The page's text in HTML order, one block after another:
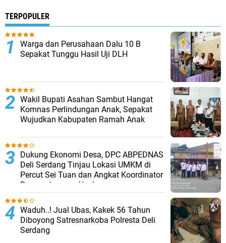
TERPOPULER
Warga dan Perusahaan Dalu 10 B
Sepakat Tunggu Hasil Uji DLH
Wakil Bupati Asahan Sambut Hangat
Komnas Perlindungan Anak, Sepakat
Wujudkan Kabupaten Ramah Anak
Dukung Ekonomi Desa, DPC ABPEDNAS
Deli Serdang Tinjau Lokasi UMKM di
Percut Sei Tuan dan Angkat Koordinator
Pengembangan Usaha
Waduh..! Jual Ubas, Kakek 56 Tahun
Diboyong Satresnarkoba Polresta Deli
Serdang